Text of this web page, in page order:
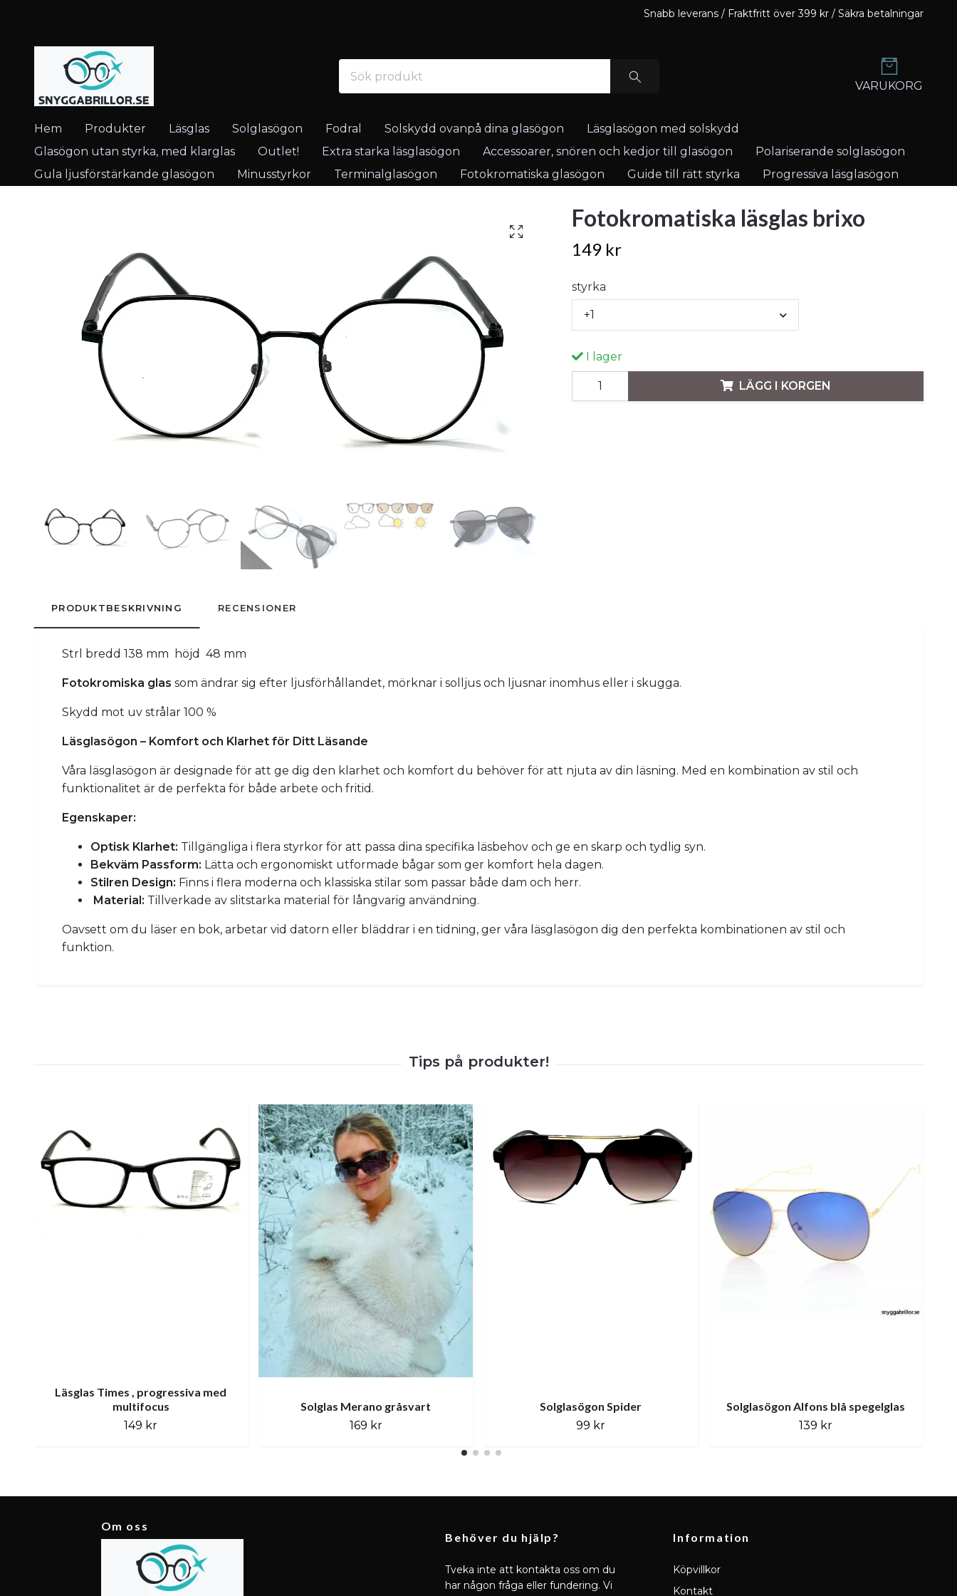
Snabb leverans / Fraktfritt över 399 kr / Säkra betalningar
VARUKORG
Hem Produkter Läsglas Solglasögon Fodral Solskydd ovanpå dina glasögon
Läsglasögon med solskydd
Glasögon utan styrka, med klarglas
Outlet! Extra starka läsglasögon Accessoarer, snören och kedjor till glasögon
Polariserande solglasögon
Gula ljusförstärkande glasögon
Minusstyrkor Terminalglasögon Fotokromatiska glasögon Guide till rätt styrka Progressiva läsglasögon
Fotokromatiska läsglas brixo
149 kr
styrka
+1
I lager
LÄGG I KORGEN
PRODUKTBESKRIVNING RECENSIONER
Strl bredd 138 mm höjd 48 mm
Fotokromiska glas som ändrar sig efter ljusförhållandet, mörknar i solljus och ljusnar inomhus eller i skugga.
Skydd mot uv strålar 100 %
Läsglasögon – Komfort och Klarhet för Ditt Läsande
Våra läsglasögon är designade för att ge dig den klarhet och komfort du behöver för att njuta av din läsning. Med en kombination av stil och
funktionalitet är de perfekta för både arbete och fritid.
Egenskaper:
Optisk Klarhet: Tillgängliga i flera styrkor för att passa dina specifika läsbehov och ge en skarp och tydlig syn.
Bekväm Passform: Lätta och ergonomiskt utformade bågar som ger komfort hela dagen.
Stilren Design: Finns i flera moderna och klassiska stilar som passar både dam och herr.
Material: Tillverkade av slitstarka material för långvarig användning.
Oavsett om du läser en bok, arbetar vid datorn eller bläddrar i en tidning, ger våra läsglasögon dig den perfekta kombinationen av stil och
funktion.
Läsglas Times , progressiva med
multifocus
149 kr
Solglas Merano gråsvart
169 kr
Solglasögon Spider
99 kr
Solglasögon Alfons blå spegelglas
139 kr
Om oss
Behöver du hjälp?
Tveka inte att kontakta oss om du
har någon fråga eller fundering. Vi
Information
Köpvillkor
Kontakt